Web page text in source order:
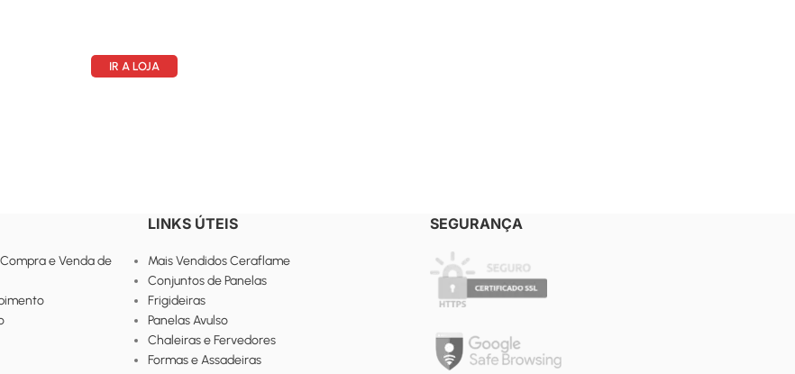
IR A LOJA
e Venda de
LINKS ÚTEIS
Mais Vendidos Ceraflame
Conjuntos de Panelas
Frigideiras
Panelas Avulso
Chaleiras e Fervedores
Formas e Assadeiras
SEGURANÇA